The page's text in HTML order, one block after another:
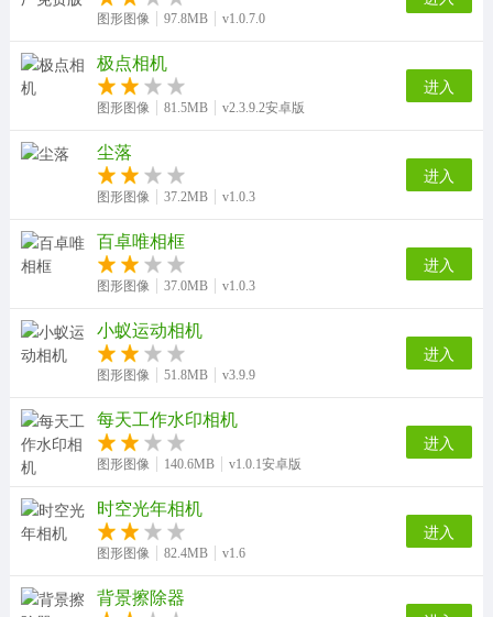
图形图像 97.8MB v1.0.7.0
极点相机
图形图像 81.5MB v2.3.9.2安卓版
进入
尘落
图形图像 37.2MB v1.0.3
进入
百卓唯相框
图形图像 37.0MB v1.0.3
进入
小蚁运动相机
图形图像 51.8MB v3.9.9
进入
每天工作水印相机
图形图像 140.6MB v1.0.1安卓版
进入
时空光年相机
图形图像 82.4MB v1.6
进入
背景擦除器